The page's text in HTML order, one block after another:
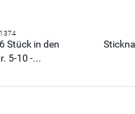
Stück in den
5-10 -...